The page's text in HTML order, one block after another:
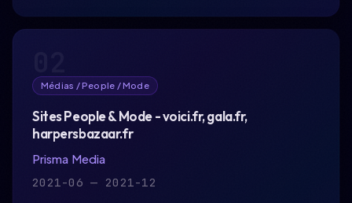
Médias / People / Mode
Sites People & Mode - voici.fr, gala.fr,
harpersbazaar.fr
Prisma Media
2021-06 — 2021-12